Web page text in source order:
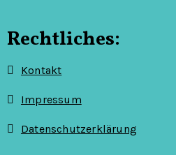
t
i
Rechtliches:
Kontakt
Impressum
Datenschutzerklärung